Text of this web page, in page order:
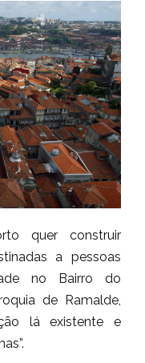
quer construir
a pessoas
no Bairro do
de Ramalde,
lá existente e